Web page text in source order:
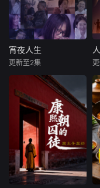
动作坑对手又坑队
友；寒门工科妹靠
兼职偷师学音乐，
一边端盘子一边写
歌逆袭。校园歌曲
战，看废柴二代如
何洗白，草
宵夜人生
人间至味是清欢，
当宵夜不仅是宵
夜，节目着眼于“人
与食物”的关系，以
美食为切口，看一
场美食的味觉复
兴，来听食客故事
里的百态人生，我
在宵夜里等你，一
宵夜人生
更新至2集